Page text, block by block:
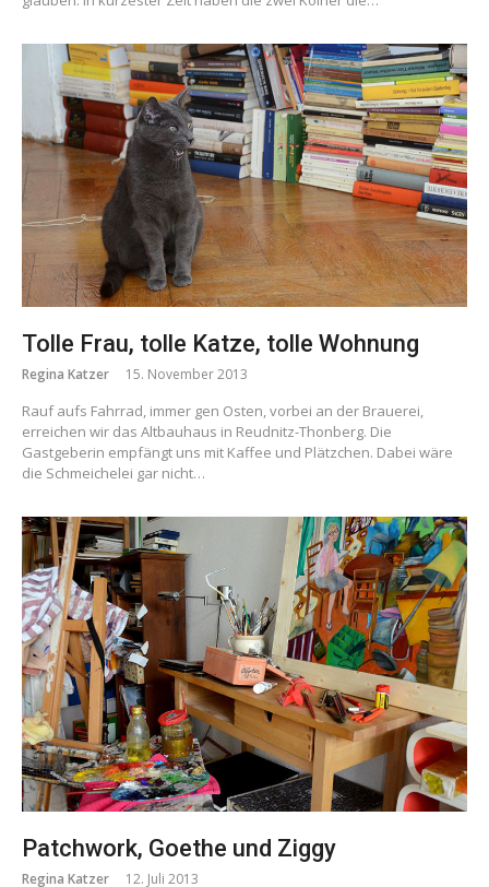
Tolle Frau, tolle Katze, tolle Wohnung
Regina Katzer 15. November 2013
Rauf aufs Fahrrad, immer gen Osten, vorbei an der Brauerei,
erreichen wir das Altbauhaus in Reudnitz-Thonberg. Die
Gastgeberin empfängt uns mit Kaffee und Plätzchen. Dabei wäre
die Schmeichelei gar nicht…
Patchwork, Goethe und Ziggy
Regina Katzer 12. Juli 2013